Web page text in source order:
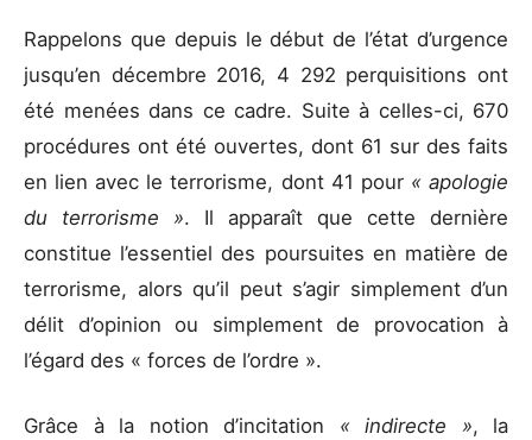
Rappelons que depuis le début de l’état d’urgence
jusqu’en décembre 2016, 4 292 perquisitions ont
été menées dans ce cadre. Suite à celles-ci, 670
procédures ont été ouvertes, dont 61 sur des faits
en lien avec le terrorisme, dont 41 pour « apologie
du terrorisme ». Il apparaît que cette dernière
constitue l’essentiel des poursuites en matière de
terrorisme, alors qu’il peut s’agir simplement d’un
délit d’opinion ou simplement de provocation à
l’égard des « forces de l’ordre ».
Grâce à la notion d’incitation « indirecte », la